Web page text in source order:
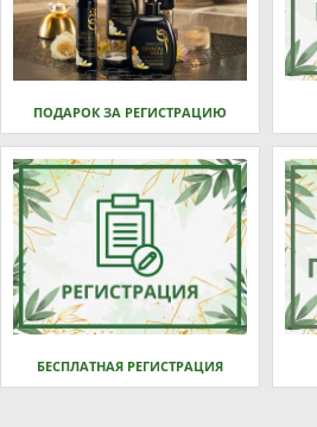
ПОДАРОК ЗА РЕГИСТРАЦИЮ
БЕСПЛАТНАЯ РЕГИСТРАЦИЯ